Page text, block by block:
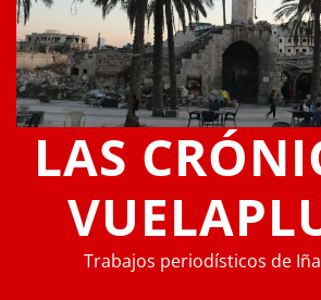
LAS
Trabajos periodísticos de